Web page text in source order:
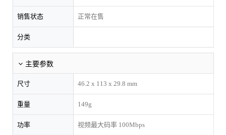
销售状态 正常在售
分类
主要参数
尺寸 46.2 x 113 x 29.8 mm
重量 149g
功率 视频最大码率 100Mbps